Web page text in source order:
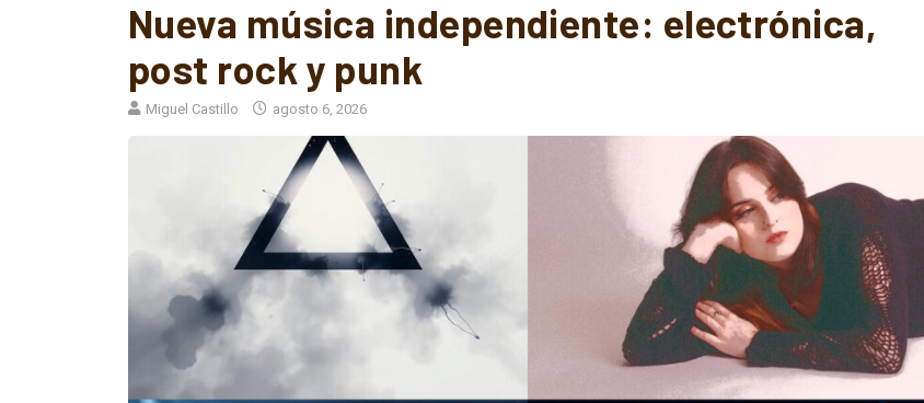
Nueva música independiente: electrónica,
post rock y punk
Miguel Castillo agosto 6, 2026